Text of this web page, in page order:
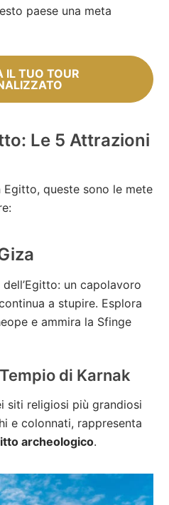
paese una meta
IL TUO TOUR
Le 5 Attrazioni
queste sono le mete
un capolavoro
a stupire. Esplora
e ammira la Sfinge
di Karnak
siti religiosi più grandiosi
e colonnati, rappresenta
archeologico.